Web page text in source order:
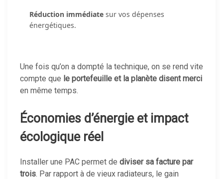
Réduction immédiatesur vos dépenses
énergétiques.
Une fois qu’on a dompté la technique, on se rend vite
compte que le portefeuille et la planète disent merci
en même temps.
Économies d’énergie et impact
écologique réel
Installer une PAC permet de diviser sa facture par
trois. Par rapport à de vieux radiateurs, le gain